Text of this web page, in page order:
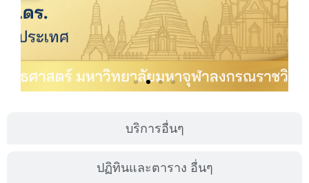
บริการอื่นๆ
ปฏิทินและตาราง อื่นๆ